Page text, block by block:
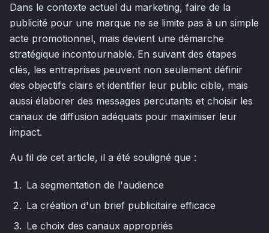
Dans le contexte actuel du marketing, faire de la
publicité pour une marque ne se limite pas à un simple
acte promotionnel, mais devient une démarche
stratégique incontournable. En suivant des étapes
clés, les entreprises peuvent non seulement définir
des objectifs clairs et identifier leur public cible, mais
aussi élaborer des messages percutants et choisir les
canaux de diffusion adéquats pour maximiser leur
impact.
Au fil de cet article, il a été souligné que :
La segmentation de l'audience
La création d'un brief publicitaire efficace
Le choix des canaux appropriés